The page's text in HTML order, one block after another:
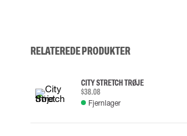
RELATEREDE PRODUKTER
CITY STRETCH TRØJE
$38.08
Fjernlager